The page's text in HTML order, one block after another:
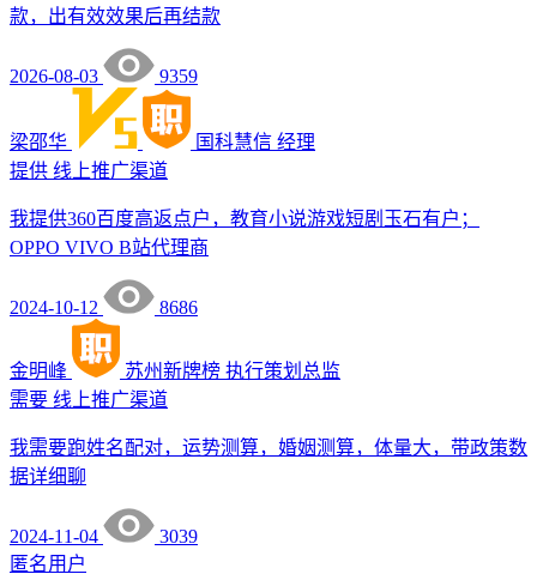
款，出有效效果后再结款
2026-08-03 9359
梁邵华 国科慧信 经理
提供 线上推广渠道
我提供360百度高返点户，教育小说游戏短剧玉石有户；
OPPO VIVO B站代理商
2024-10-12 8686
金明峰 苏州新牌榜 执行策划总监
需要 线上推广渠道
我需要跑姓名配对，运势测算，婚姻测算，体量大，带政策数
据详细聊
2024-11-04
3039
匿名用户